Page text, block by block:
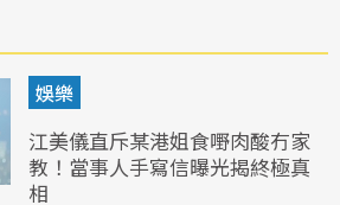
娛樂
江美儀直斥某港姐食嘢肉酸冇家
教！當事人手寫信曝光揭終極真
相